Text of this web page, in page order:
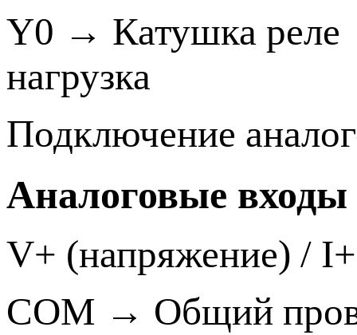
Y0 → Катушка реле
нагрузка
Подключение
Аналоговые
V+ (напряжение) /
COM → Общий